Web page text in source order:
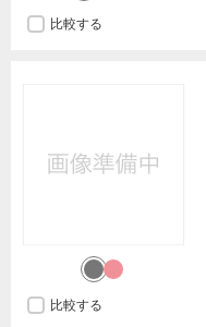
比較する
比較する